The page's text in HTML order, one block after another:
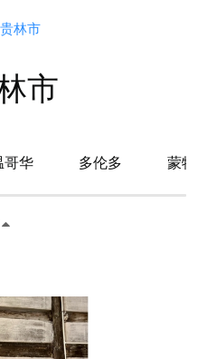
林市
市
哥华 多伦多 蒙